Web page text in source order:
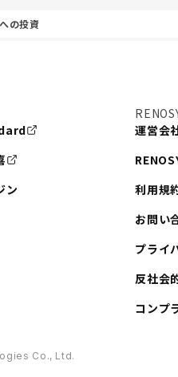
の投資
ン
運営会
利用規
お問い
プライ
反社会
コンプ
Co., Ltd.